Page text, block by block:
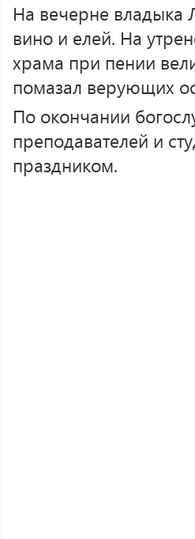
На вечерне владыка
вино и елей. На
храма при пении
помазал верующих
По окончании
преподавателей и
праздником.